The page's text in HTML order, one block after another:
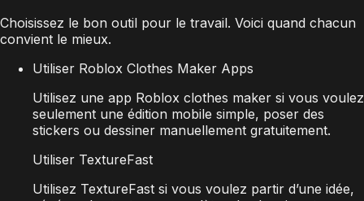
Choisissez le bon outil pour le travail. Voici quand chacun
convient le mieux.
Utiliser Roblox Clothes Maker Apps
Utilisez une app Roblox clothes maker si vous voulez
seulement une édition mobile simple, poser des
stickers ou dessiner manuellement gratuitement.
Utiliser TextureFast
Utilisez TextureFast si vous voulez partir d’une idée,